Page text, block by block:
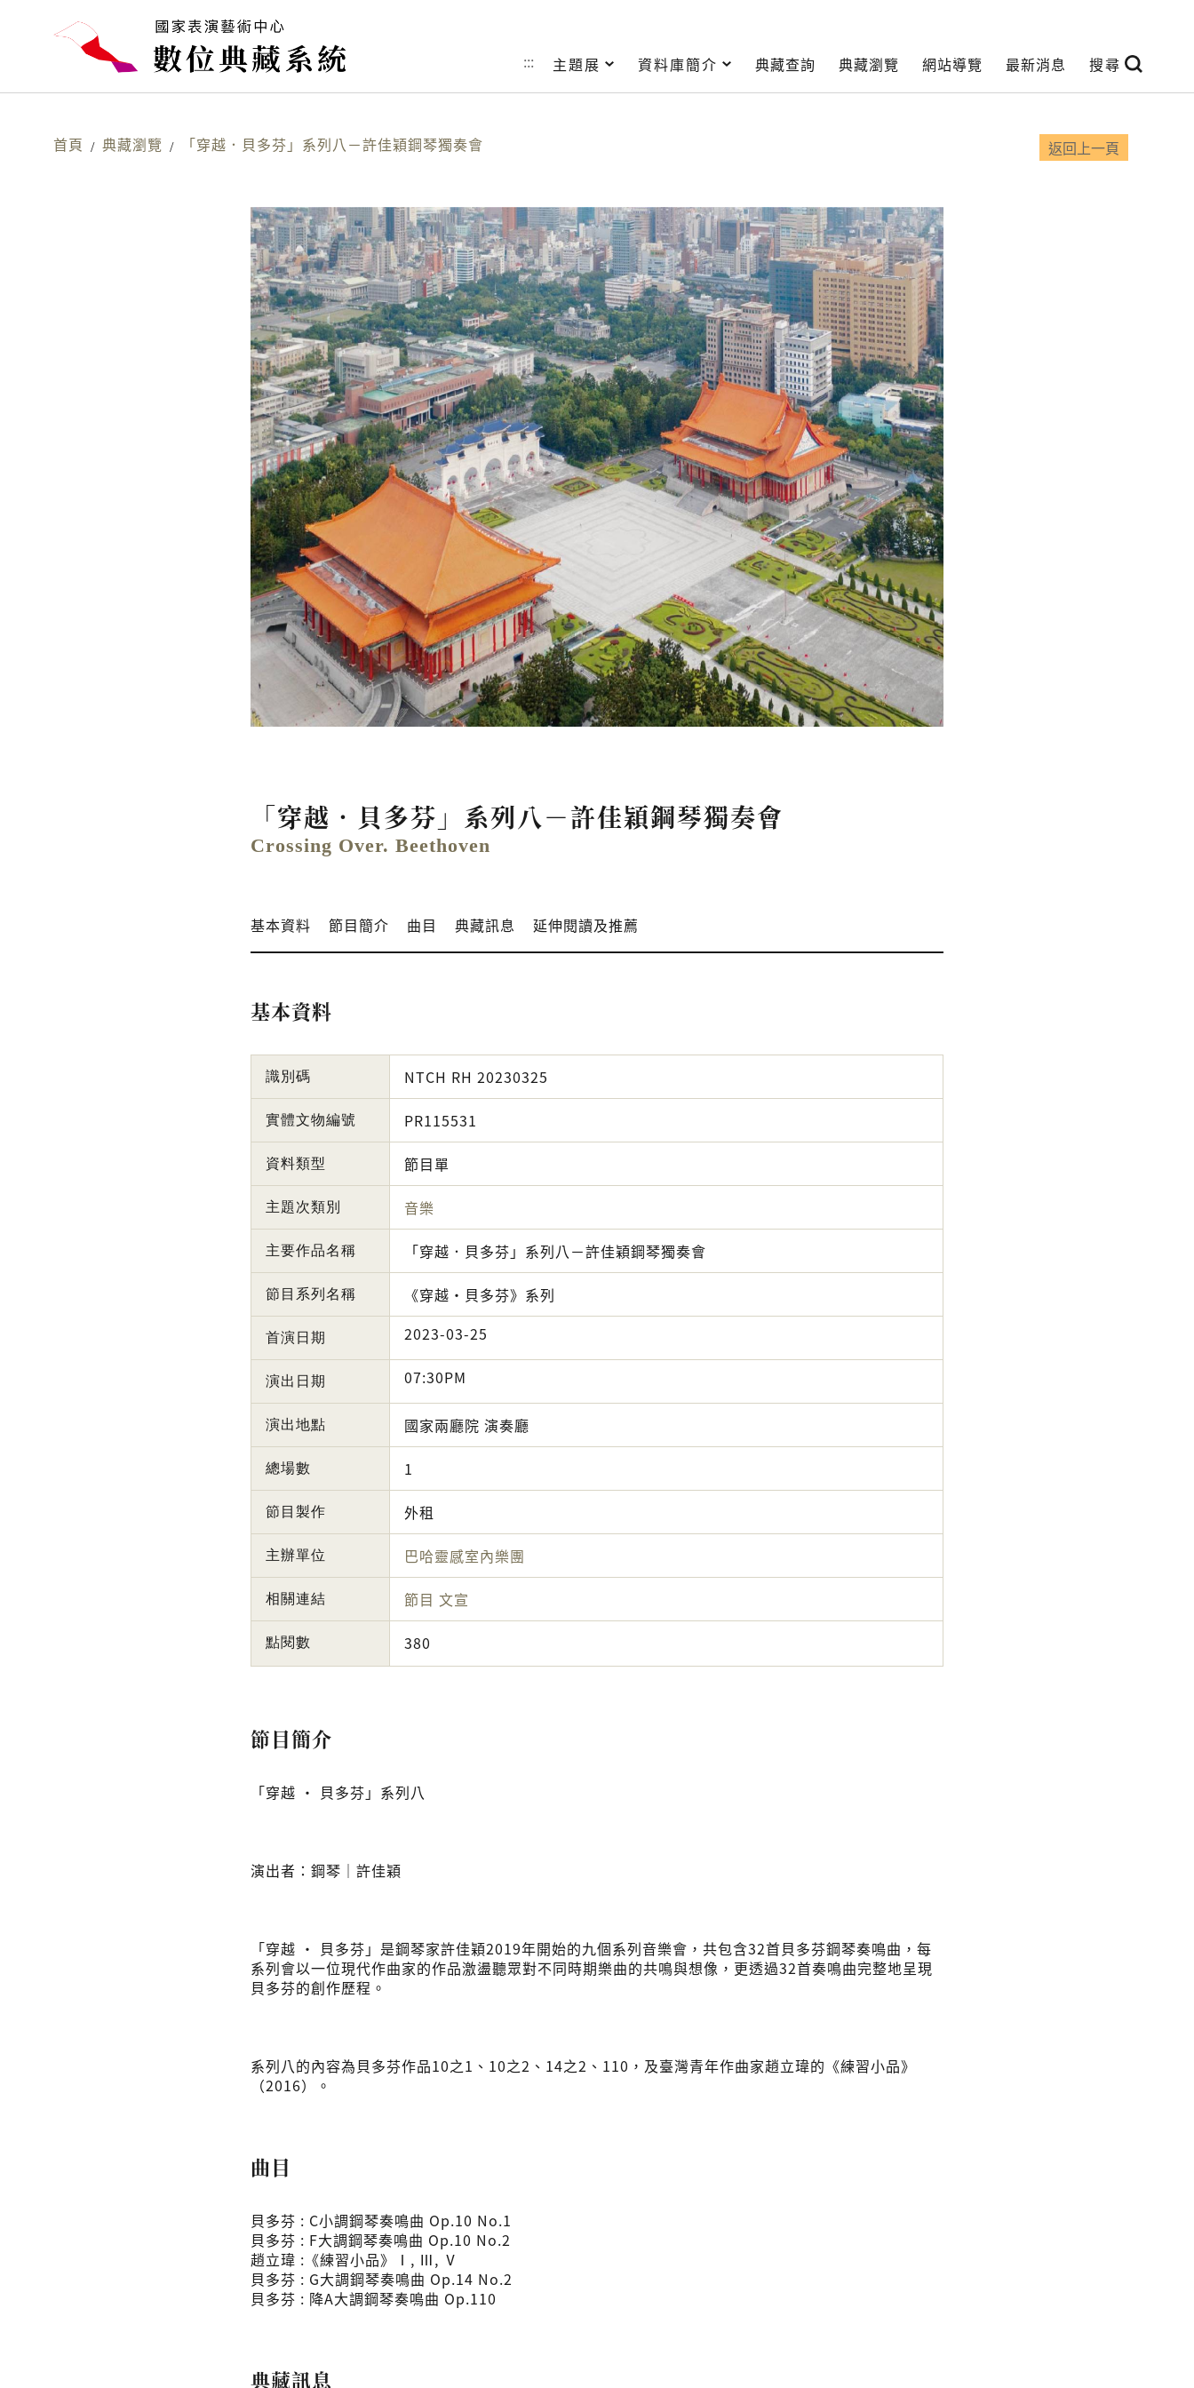
::: 主題展 資料庫簡介 典藏查詢 典藏瀏覽 網站導覽 最新消息 搜尋
首頁 / 典藏瀏覽 / 「穿越．貝多芬」系列八－許佳穎鋼琴獨奏會 返回上一頁
「穿越．貝多芬」系列八－許佳穎鋼琴獨奏會
Crossing Over. Beethoven
基本資料 節目簡介 曲目 典藏訊息 延伸閱讀及推薦
基本資料
識別碼 NTCH RH 20230325
實體文物編號 PR115531
資料類型 節目單
主題次類別 音樂
主要作品名稱 「穿越．貝多芬」系列八－許佳穎鋼琴獨奏會
節目系列名稱 《穿越‧貝多芬》系列
首演日期 2023-03-25
演出日期 07:30PM
演出地點 國家兩廳院 演奏廳
總場數 1
節目製作 外租
主辦單位 巴哈靈感室內樂團
相關連結 節目 文宣
點閱數 380
節目簡介
「穿越 · 貝多芬」系列八
演出者：鋼琴｜許佳穎
「穿越 · 貝多芬」是鋼琴家許佳穎2019年開始的九個系列音樂會，共包含32首貝多芬鋼琴奏鳴曲，每
系列會以一位現代作曲家的作品激盪聽眾對不同時期樂曲的共鳴與想像，更透過32首奏鳴曲完整地呈現
貝多芬的創作歷程。
系列八的內容為貝多芬作品10之1、10之2、14之2、110，及臺灣青年作曲家趙立瑋的《練習小品》
（2016）。
曲目
貝多芬 : C小調鋼琴奏鳴曲 Op.10 No.1
貝多芬 : F大調鋼琴奏鳴曲 Op.10 No.2
趙立瑋 :《練習小品》Ⅰ, Ⅲ, Ⅴ
貝多芬 : G大調鋼琴奏鳴曲 Op.14 No.2
貝多芬 : 降A大調鋼琴奏鳴曲 Op.110
典藏訊息